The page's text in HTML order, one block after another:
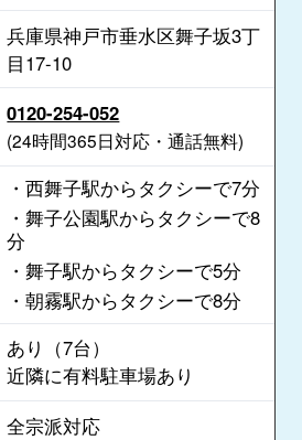
兵庫県神戸市垂水区舞子坂3丁
目17-10
0120-254-052
(24時間365日対応・通話無料)
・西舞子駅からタクシーで7分
・舞子公園駅からタクシーで8
分
・舞子駅からタクシーで5分
・朝霧駅からタクシーで8分
あり（7台）
近隣に有料駐車場あり
全宗派対応